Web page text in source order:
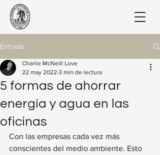
Entrada
5 formas de ahorrar
energía y agua en las
oficinas
Charlie McNeill Love
22 may 2022 3 min de lectura
Con las empresas cada vez más
conscientes del medio ambiente. Esto